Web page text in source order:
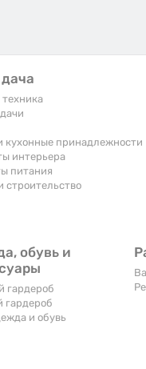
техника
кухонные принадлежности
интерьера
питания
строительство
обувь и
гардероб
гардероб
и обувь